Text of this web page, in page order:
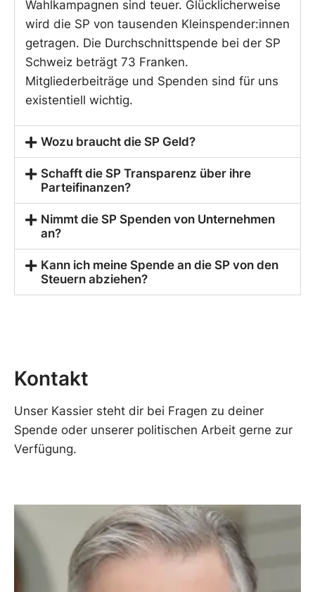
Wahlkampagnen sind teuer. Glücklicherweise
wird die SP von tausenden Kleinspender:innen
getragen. Die Durchschnittspende bei der SP
Schweiz beträgt 73 Franken.
Mitgliederbeiträge und Spenden sind für uns
existentiell wichtig.
Wozu braucht die SP Geld?
Schafft die SP Transparenz über ihre
Parteifinanzen?
Nimmt die SP Spenden von Unternehmen
an?
Kann ich meine Spende an die SP von den
Steuern abziehen?
Kontakt
Unser Kassier steht dir bei Fragen zu deiner
Spende oder unserer politischen Arbeit gerne zur
Verfügung.